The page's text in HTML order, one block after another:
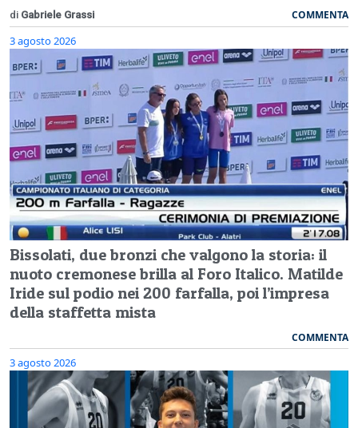
di Gabriele Grassi COMMENTA
3 agosto 2026
Bissolati, due bronzi che valgono la storia: il
nuoto cremonese brilla al Foro Italico. Matilde
Iride sul podio nei 200 farfalla, poi l’impresa
della staffetta mista
COMMENTA
3 agosto 2026